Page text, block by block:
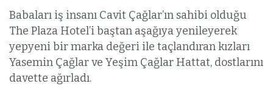
Babaları iş insanı Cavit Çağlar’ın sahibi olduğu
The Plaza Hotel’i baştan aşağıya yenileyerek
yepyeni bir marka değeri ile taçlandıran kızları
Yasemin Çağlar ve Yeşim Çağlar Hattat, dostlarını
davette ağırladı.